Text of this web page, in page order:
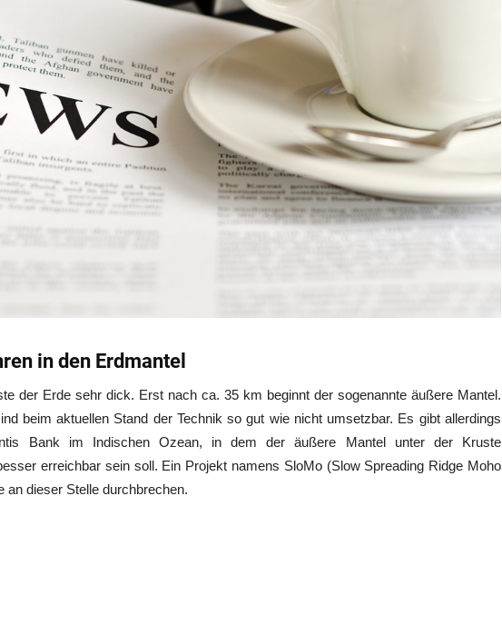
in den Erdmantel
der Erde sehr dick. Erst nach ca. 35 km beginnt der sogenannte äußere Mantel.
beim aktuellen Stand der Technik so gut wie nicht umsetzbar. Es gibt allerdings
Bank im Indischen Ozean, in dem der äußere Mantel unter der Kruste
erreichbar sein soll. Ein Projekt namens SloMo (Slow Spreading Ridge Moho
an dieser Stelle durchbrechen.